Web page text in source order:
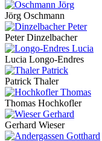
Jörg Oschmann
Peter Dinzelbacher
Lucia Longo-Endres
Patrick Thaler
Thomas Hochkofler
Gerhard Wieser